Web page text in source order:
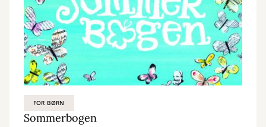
FOR BØRN
Sommerbogen